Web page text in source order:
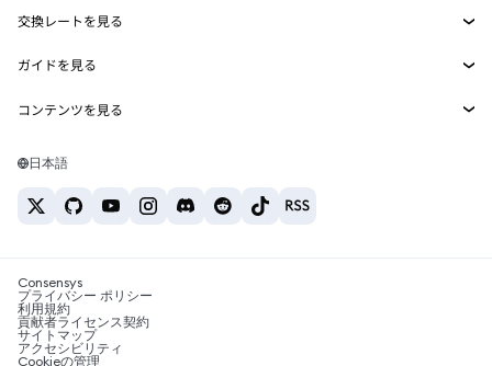
MetaMask Connect
Snaps
Web3サービス
セキュリティ
サポート
キャリア
お問い合わせ
イーサリアムの価格
Solanaの価格
Tetherの価格
交換レートを見る
ETH→USD
USDT→INR
BTC→INR
ETH→USDT
ガイドを見る
ETHの購入
USDTの購入
SHIBの購入
BNBの購入
コンテンツを見る
Solanaウォレット
税制関連ニュース
暗号資産の購入方法は？
ビットコインを売るには？
日本語
Consensys
プライバシー ポリシー
利用規約
貢献者ライセンス契約
サイトマップ
アクセシビリティ
Cookieの管理